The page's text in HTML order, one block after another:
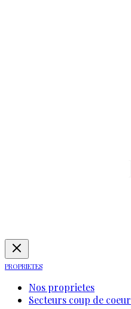
PROPRIETES
Nos proprietes
Secteurs coup de coeur